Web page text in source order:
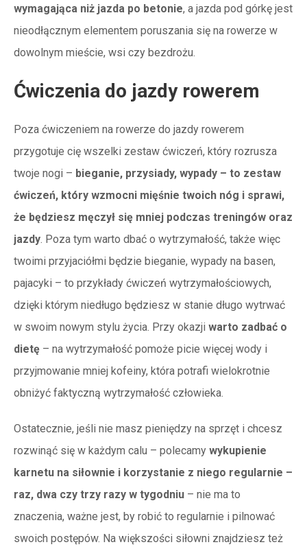
wymagająca niż jazda po betonie, a jazda pod górkę jest
nieodłącznym elementem poruszania się na rowerze w
dowolnym mieście, wsi czy bezdrożu.
Ćwiczenia do jazdy rowerem
Poza ćwiczeniem na rowerze do jazdy rowerem
przygotuje cię wszelki zestaw ćwiczeń, który rozrusza
twoje nogi – bieganie, przysiady, wypady – to zestaw
ćwiczeń, który wzmocni mięśnie twoich nóg i sprawi,
że będziesz męczył się mniej podczas treningów oraz
jazdy. Poza tym warto dbać o wytrzymałość, także więc
twoimi przyjaciółmi będzie bieganie, wypady na basen,
pajacyki – to przykłady ćwiczeń wytrzymałościowych,
dzięki którym niedługo będziesz w stanie długo wytrwać
w swoim nowym stylu życia. Przy okazji warto zadbać o
dietę – na wytrzymałość pomoże picie więcej wody i
przyjmowanie mniej kofeiny, która potrafi wielokrotnie
obniżyć faktyczną wytrzymałość człowieka.
Ostatecznie, jeśli nie masz pieniędzy na sprzęt i chcesz
rozwinąć się w każdym calu – polecamy wykupienie
karnetu na siłownie i korzystanie z niego regularnie –
raz, dwa czy trzy razy w tygodniu – nie ma to
znaczenia, ważne jest, by robić to regularnie i pilnować
swoich postępów. Na większości siłowni znajdziesz też